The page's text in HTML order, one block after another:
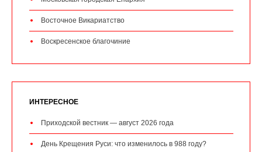
Восточное Викариатство
Воскресенское благочиние
ИНТЕРЕСНОЕ
Приходской вестник — август 2026 года
День Крещения Руси: что изменилось в 988 году?